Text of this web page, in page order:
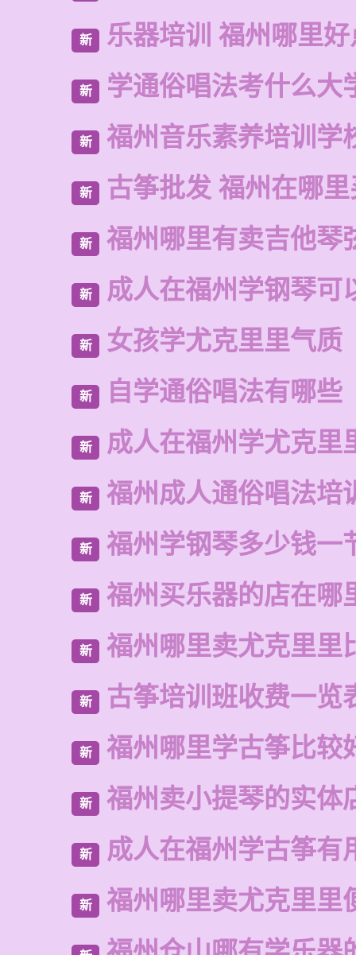
新 乐器培训 福州哪里
新 学通俗唱法考什么大
新 福州音乐素养培训学
新 古筝批发 福州在哪
新 福州哪里有卖吉他琴
新 成人在福州学钢琴可
新 女孩学尤克里里气质
新 自学通俗唱法有哪些
新 成人在福州学尤克里
新 福州成人通俗唱法培
新 福州学钢琴多少钱一
新 福州买乐器的店在哪
新 福州哪里卖尤克里里
新 古筝培训班收费一览
新 福州哪里学古筝比较
新 福州卖小提琴的实体
新 成人在福州学古筝有
新 福州哪里卖尤克里里